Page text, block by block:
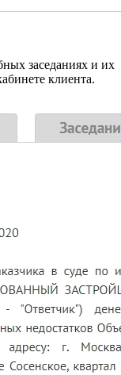
заседаниях и их
клиента.